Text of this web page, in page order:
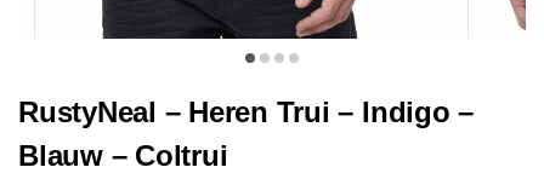
RustyNeal – Heren Trui – Indigo –
Blauw – Coltrui